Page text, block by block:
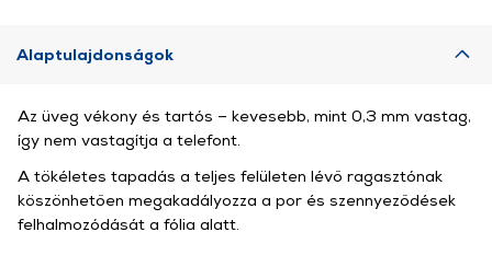
Alaptulajdonságok
Az üveg vékony és tartós – kevesebb, mint 0,3 mm vastag,
így nem vastagítja a telefont.
A tökéletes tapadás a teljes felületen lévő ragasztónak
köszönhetően megakadályozza a por és szennyeződések
felhalmozódását a fólia alatt.